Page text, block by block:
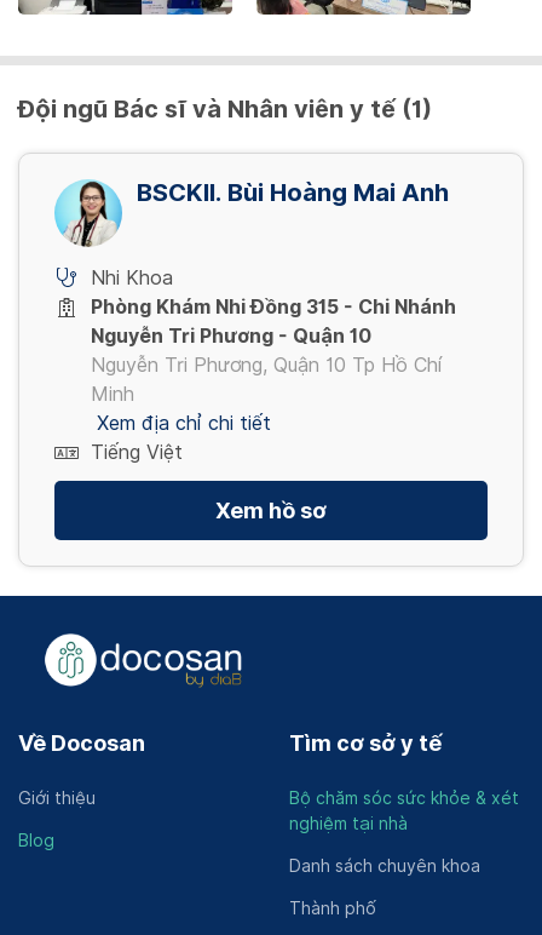
Đội ngũ Bác sĩ và Nhân viên y tế (1)
BSCKII. Bùi Hoàng Mai Anh
Nhi Khoa
Phòng Khám Nhi Đồng 315 - Chi Nhánh
Nguyễn Tri Phương - Quận 10
Nguyễn Tri Phương, Quận 10 Tp Hồ Chí
Minh
Xem địa chỉ chi tiết
Tiếng Việt
Xem hồ sơ
Về Docosan
Giới thiệu
Blog
Tìm cơ sở y tế
Bộ chăm sóc sức khỏe & xét
nghiệm tại nhà
Danh sách chuyên khoa
Thành phố